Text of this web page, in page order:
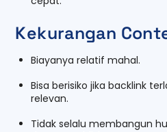
Kekurangan
Biayanya relatif mahal.
Bisa berisiko jika backlink
relevan.
Tidak selalu membangun